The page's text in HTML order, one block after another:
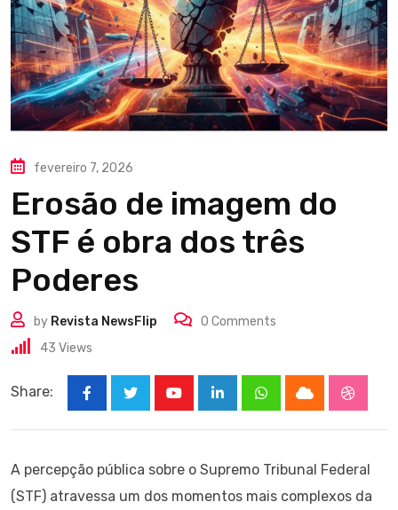
fevereiro 7, 2026
Erosão de imagem do
STF é obra dos três
Poderes
by Revista NewsFlip 0 Comments
43 Views
Share:
LinkedInWhatsappCloud
A percepção pública sobre o Supremo Tribunal Federal
(STF) atravessa um dos momentos mais complexos da